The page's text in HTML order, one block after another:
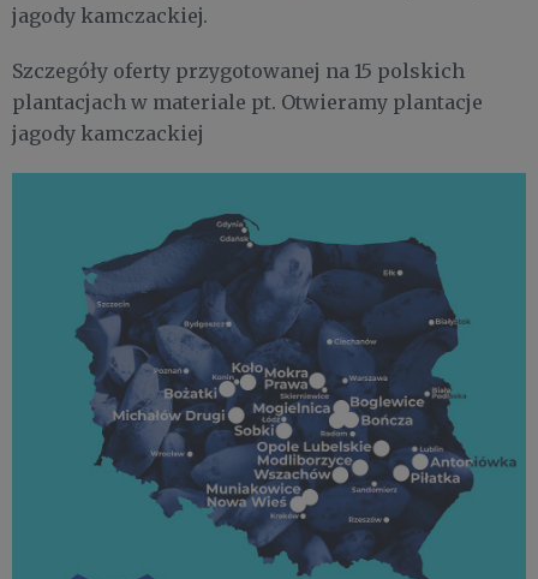
jagody kamczackiej.
Szczegóły oferty przygotowanej na 15 polskich
plantacjach w materiale pt. Otwieramy plantacje
jagody kamczackiej